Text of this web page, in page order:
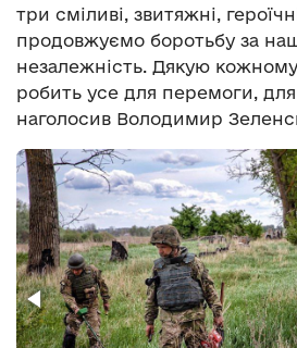
три сміливі, звитяжні,
продовжуємо боротьбу за
незалежність. Дякую
робить усе для перемоги, для
наголосив Володимир